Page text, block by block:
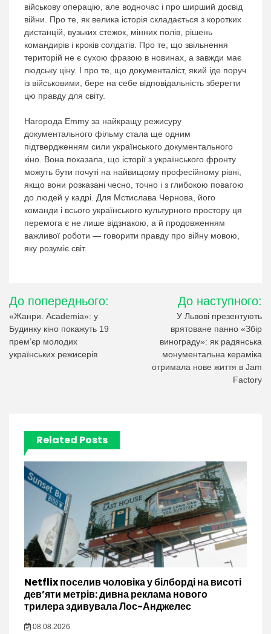
військову операцію, але водночас і про ширший досвід
війни. Про те, як велика історія складається з коротких
дистанцій, вузьких стежок, мінних полів, рішень
командирів і кроків солдатів. Про те, що звільнення
територій не є сухою фразою в новинах, а завжди має
людську ціну. І про те, що документаліст, який іде поруч
із військовими, бере на себе відповідальність зберегти
цю правду для світу.
Нагорода Emmy за найкращу режисуру
документального фільму стала ще одним
підтвердженням сили українського документального
кіно. Вона показала, що історії з українського фронту
можуть бути почуті на найвищому професійному рівні,
якщо вони розказані чесно, точно і з глибокою повагою
до людей у кадрі. Для Мстислава Чернова, його
команди і всього українського культурного простору ця
перемога є не лише відзнакою, а й продовженням
важливої роботи — говорити правду про війну мовою,
яку розуміє світ.
Навігація
записів
До попереднього:
«Жанри. Academia»: у
Будинку кіно покажуть 19
прем’єр молодих
українських режисерів
До наступного:
У Львові презентують
врятоване панно «Збір
винограду»: як радянська
монументальна кераміка
отримала нове життя в Jam
Factory
Related Posts
Netflix поселив чоловіка у білборді на висоті
дев’яти метрів: дивна реклама нового
трилера здивувала Лос-Анджелес
08.08.2026